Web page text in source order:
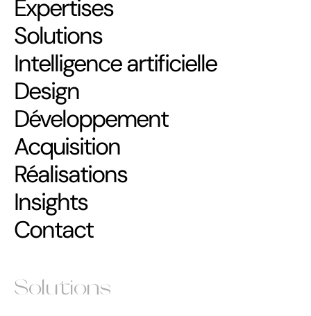
Expertises
Solutions
Intelligence artificielle
Design
Développement
Acquisition
Réalisations
Insights
Contact
Solutions